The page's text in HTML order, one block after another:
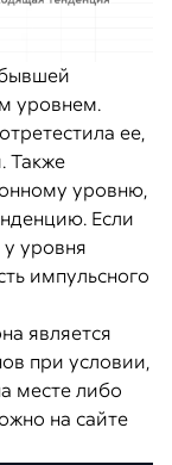
уровнем.
ее,
Также
уровню,
Если
уровня
импульсного
является
при условии,
месте либо
на сайте